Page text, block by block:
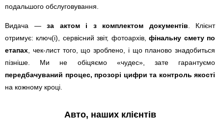
подальшого обслуговування.
Видача — за актом і з комплектом документів. Клієнт
отримує: ключ(і), сервісний звіт, фотоархів,фінальну смету по
етапах, чек-лист того, що зроблено, і що планово знадобиться
пізніше. Ми не обіцяємо «чудес», зате гарантуємо
передбачуваний процес, прозорі цифри та контроль якості
на кожному кроці.
Авто, наших клієнтів